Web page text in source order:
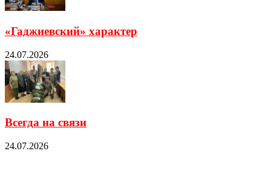
«Гаджиевский» характер
24.07.2026
Всегда на связи
24.07.2026